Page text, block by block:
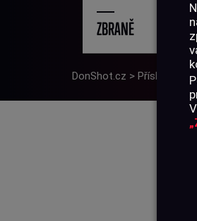
ZBRANĚ
DonShot.cz > Příslušenství